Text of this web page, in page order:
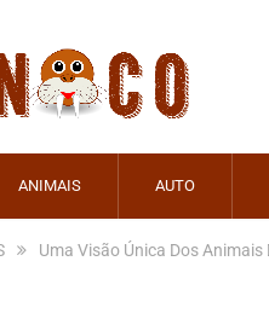
ANIMAIS AUTO
Uma Visão Única Dos